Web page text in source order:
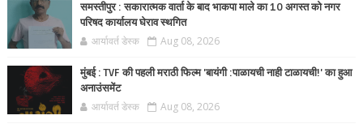
समस्तीपुर : सकारात्मक वार्ता के बाद भाकपा माले का 10 अगस्त को नगर
परिषद कार्यालय घेराव स्थगित
आर्यावर्त डेस्क Aug 08, 2026
मुंबई : TVF की पहली मराठी फिल्म 'बायंगी :पाळायची नाही टाळायची!' का हुआ
अनाउंसमेंट
आर्यावर्त डेस्क Aug 08, 2026